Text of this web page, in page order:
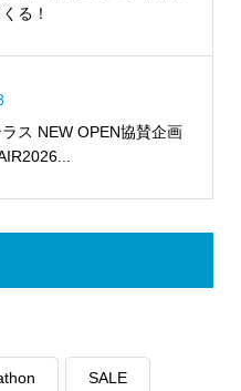
る！
ス NEW OPEN協賛企画
SALE